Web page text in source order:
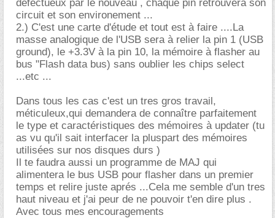
défectueux par le nouveau , chaque pin retrouvera son
circuit et son environement ...
2.) C'est une carte d'étude et tout est à faire ....La
masse analogique de l'USB sera à relier la pin 1 (USB
ground), le +3.3V à la pin 10, la mémoire à flasher au
bus "Flash data bus) sans oublier les chips select
...etc ...
Dans tous les cas c'est un tres gros travail,
méticuleux,qui demandera de connaître parfaitement
le type et caractéristiques des mémoires à updater (tu
as vu qu'il sait interfacer la pluspart des mémoires
utilisées sur nos disques durs )
Il te faudra aussi un programme de MAJ qui
alimentera le bus USB pour flasher dans un premier
temps et relire juste aprés ...Cela me semble d'un tres
haut niveau et j'ai peur de ne pouvoir t'en dire plus .
Avec tous mes encouragements